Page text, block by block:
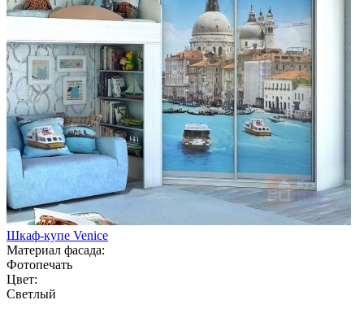
Шкаф-купе Venice
Материал фасада:
Фотопечать
Цвет:
Светлый